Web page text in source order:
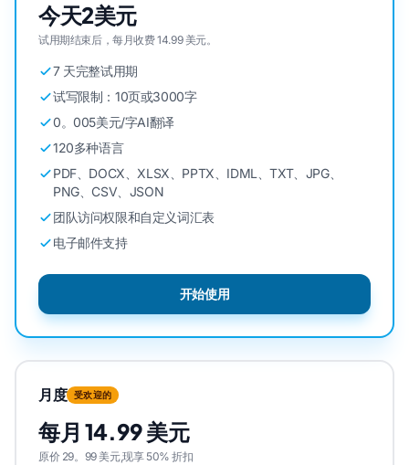
今天2美元
试用期结束后，每月收费 14.99 美元。
7 天完整试用期
试写限制：10页或3000字
0。005美元/字AI翻译
120多种语言
PDF、DOCX、XLSX、PPTX、IDML、TXT、JPG、
PNG、CSV、JSON
团队访问权限和自定义词汇表
电子邮件支持
开始使用
月度 受欢迎的
每月 14.99 美元
原价 29。99 美元,现享 50% 折扣